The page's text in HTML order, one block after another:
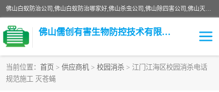
佛山白蚁防治公司,佛山白蚁防治哪家好,佛山杀虫公司,佛山除四害公司,佛山灭白蚁公司,佛山白蚁防治佛山儒创有害生物防治有限公司是一家佛山杀虫公司、佛山除四害公司、佛山灭白蚁公司、佛山白蚁防治公司，让您远离虫害困扰。要问佛山白蚁防治哪家好？佛山儒创有害生物防治有限公司全佛山、广州，正规公司，上门勘查，可靠，售后有保障。
佛山儒创有害生物防控技术有限公司
当前位置： 首页 > 供应商机 > 校园消杀 > 江门江海区校园消杀电话
规范施工 灭苍蝇
白蚁消杀